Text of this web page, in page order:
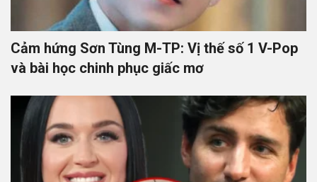
Cảm hứng Sơn Tùng M-TP: Vị thế số 1 V-Pop
và bài học chinh phục giấc mơ